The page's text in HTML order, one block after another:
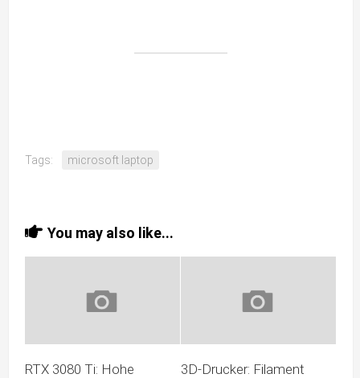
Tags: microsoft laptop
You may also like...
RTX 3080 Ti: Hohe
3D-Drucker: Filament